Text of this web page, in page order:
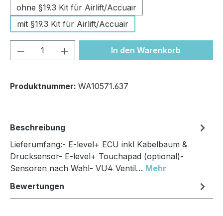
ohne §19.3 Kit für Airlift/Accuair
mit §19.3 Kit für Airlift/Accuair
Produkt Anzahl: Gib denIn den Warenkorb
Produktnummer: WA10571.637
Beschreibung
Lieferumfang:- E-level+ ECU inkl Kabelbaum &
Drucksensor- E-level+ Touchapad (optional)-
Sensoren nach Wahl- VU4 Ventil… Mehr
Bewertungen